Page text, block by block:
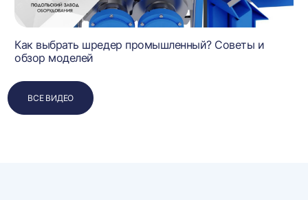
Как выбрать шредер промышленный? Советы и
обзор моделей
ВСЕ ВИДЕО